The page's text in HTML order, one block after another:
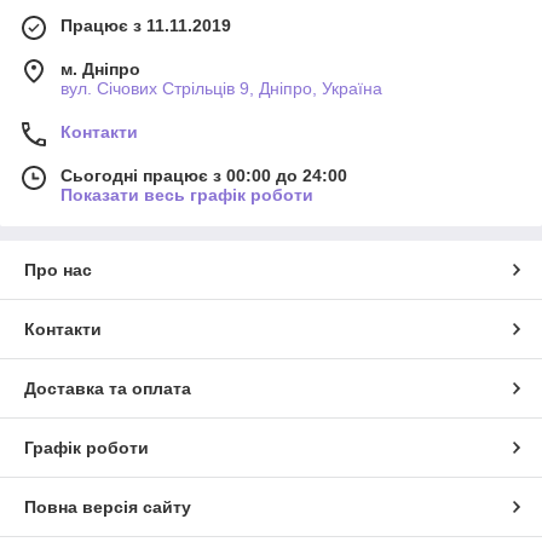
Працює з 11.11.2019
м. Дніпро
вул. Січових Стрільців 9, Дніпро, Україна
Контакти
Сьогодні працює з 00:00 до 24:00
Показати весь графік роботи
Про нас
Контакти
Доставка та оплата
Графік роботи
Повна версія сайту